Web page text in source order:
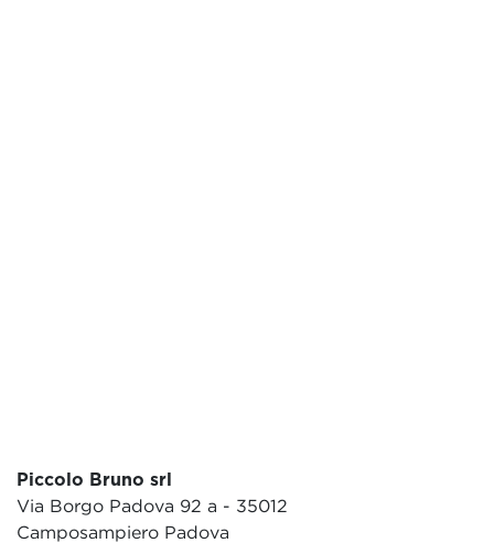
Piccolo Bruno srl
Via Borgo Padova 92 a - 35012
Camposampiero Padova